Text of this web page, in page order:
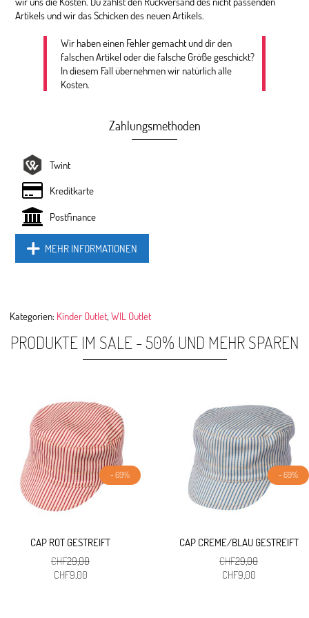
Artikels und wir das Schicken des neuen Artikels.
Wir haben einen Fehler gemacht und dir den
falschen Artikel oder die falsche Größe geschickt?
In diesem Fall übernehmen wir natürlich alle
Kosten.
Zahlungsmethoden
Twint
Kreditkarte
Postfinance
MEHR INFORMATIONEN
Kategorien: Kinder Outlet,WIL Outlet
PRODUKTE IM SALE - 50% UND MEHR SPAREN
- 69%
CAP ROT GESTREIFT
CHF29,00
Ursprünglicher
CHF9,00Aktueller
- 69%
CAP CREME/BLAU GESTREIFT
CHF29,00
Ursprünglicher
CHF9,00Aktueller